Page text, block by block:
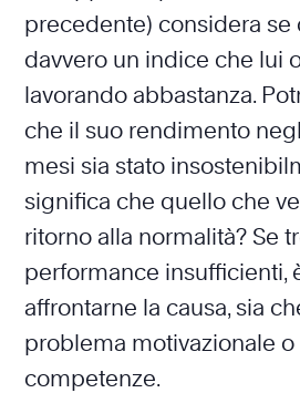
precedente) considera se
davvero un indice che lui
lavorando abbastanza.
che il suo rendimento
mesi sia stato
significa che quello che
ritorno alla normalità? Se
performance insufficienti,
affrontarne la causa, sia
problema motivazionale
competenze.